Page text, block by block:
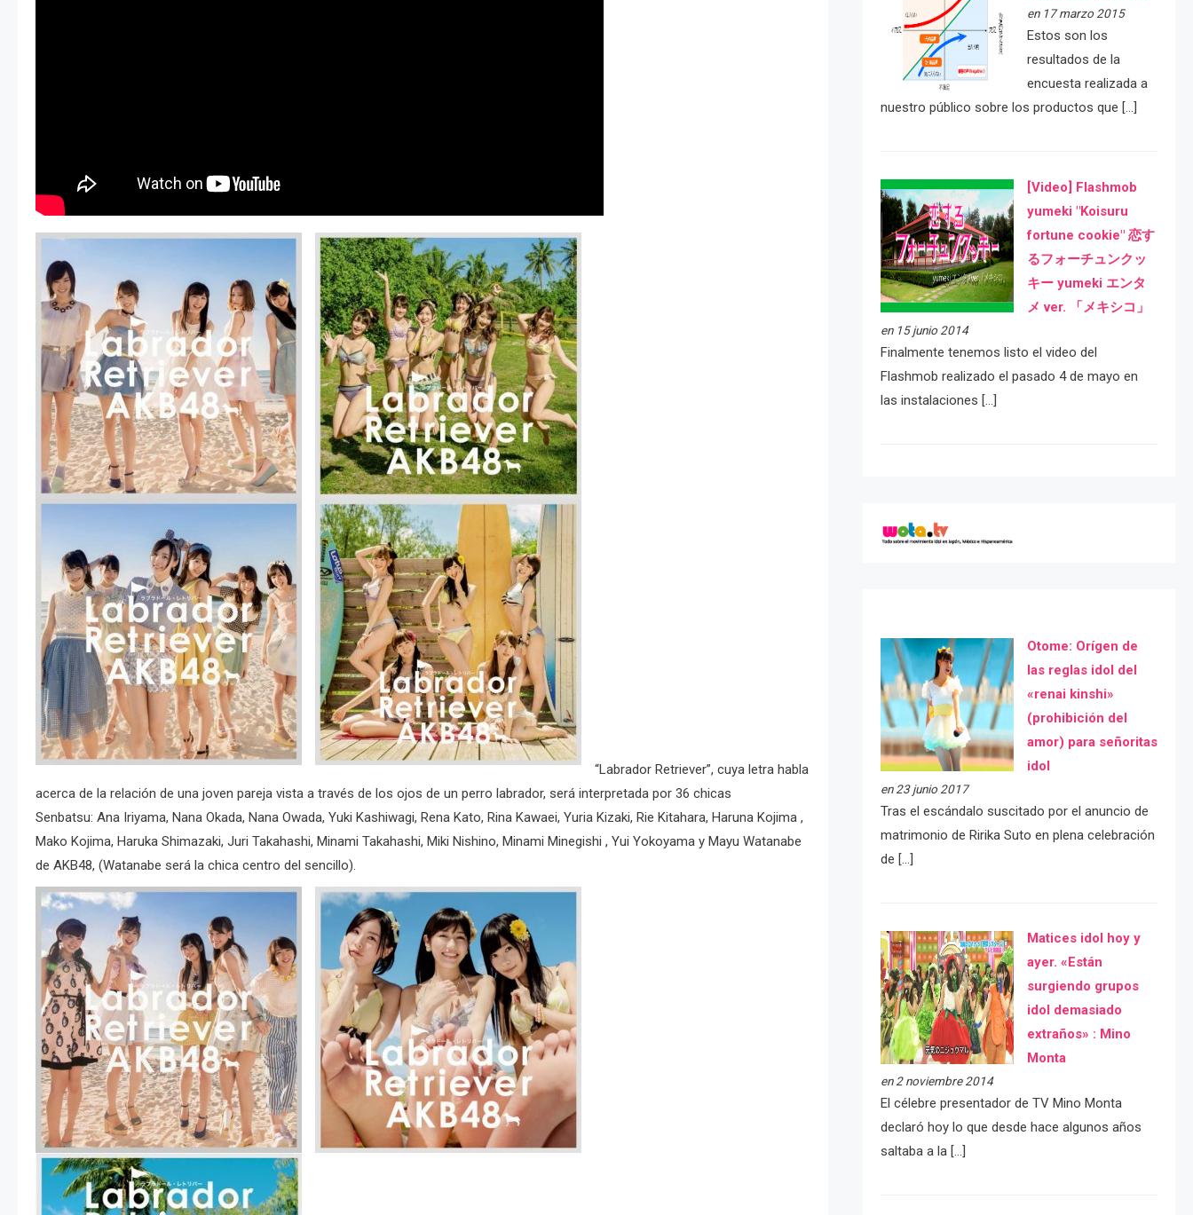
“Labrador Retriever”, cuya letra habla
acerca de la relación de una joven pareja vista a través de los ojos de un perro labrador, será interpretada por 36 chicas
Senbatsu: Ana Iriyama, Nana Okada, Nana Owada, Yuki Kashiwagi, Rena Kato, Rina Kawaei, Yuria Kizaki, Rie Kitahara, Haruna Kojima ,
Mako Kojima, Haruka Shimazaki, Juri Takahashi, Minami Takahashi, Miki Nishino, Minami Minegishi , Yui Yokoyama y Mayu Watanabe
de AKB48, (Watanabe será la chica centro del sencillo).
en 17 marzo 2015
Estos son los
resultados de la
encuesta realizada a
nuestro público sobre los productos que […]
[Video] Flashmob
yumeki "Koisuru
fortune cookie" 恋す
るフォーチュンクッ
キー yumeki エンタ
メ ver. 「メキシコ」
en 15 junio 2014
Finalmente tenemos listo el video del
Flashmob realizado el pasado 4 de mayo en
las instalaciones […]
Otome: Orígen de
las reglas idol del
«renai kinshi»
(prohibición del
amor) para señoritas
idol
en 23 junio 2017
Tras el escándalo suscitado por el anuncio de
matrimonio de Ririka Suto en plena celebración
de […]
Matices idol hoy y
ayer. «Están
surgiendo grupos
idol demasiado
extraños» : Mino
Monta
en 2 noviembre 2014
El célebre presentador de TV Mino Monta
declaró hoy lo que desde hace algunos años
saltaba a la […]